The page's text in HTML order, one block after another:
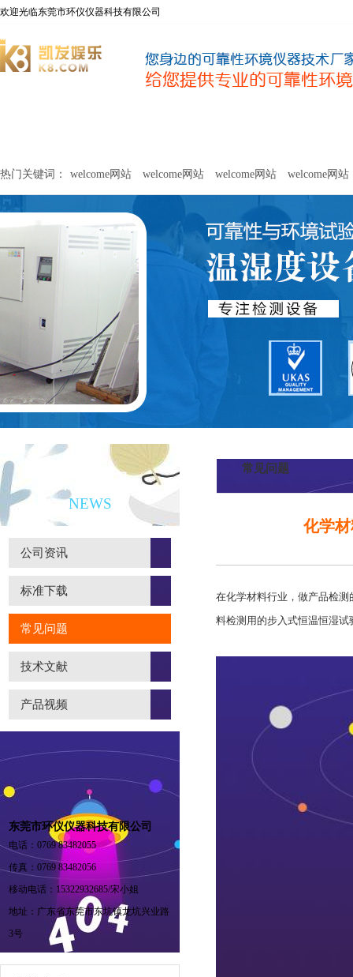
欢迎光临东莞市环仪仪器科技有限公司
关于环仪 联系环仪
热门关键词： welcome网站 welcome网站 welcome网站 welcome网站
网站 welcome网站
新闻资讯
NEWS
公司资讯
标准下载
常见问题
技术文献
产品视频
东莞市环仪仪器科技有限公司
电话：0769 83482055
传真：0769 83482056
移动电话：15322932685/宋小姐
地址：广东省东莞市东坑镇龙坑兴业路
3号
常见问题
化学
在化学材料行业，做产品检测
料检测用的步入式恒温恒湿试